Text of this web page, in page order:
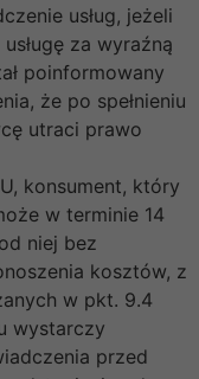
usług, jeżeli
za wyraźną
poinformowany
że po spełnieniu
utraci prawo
konsument, który
w terminie 14
niej bez
kosztów, z
w pkt. 9.4
wystarczy
przed